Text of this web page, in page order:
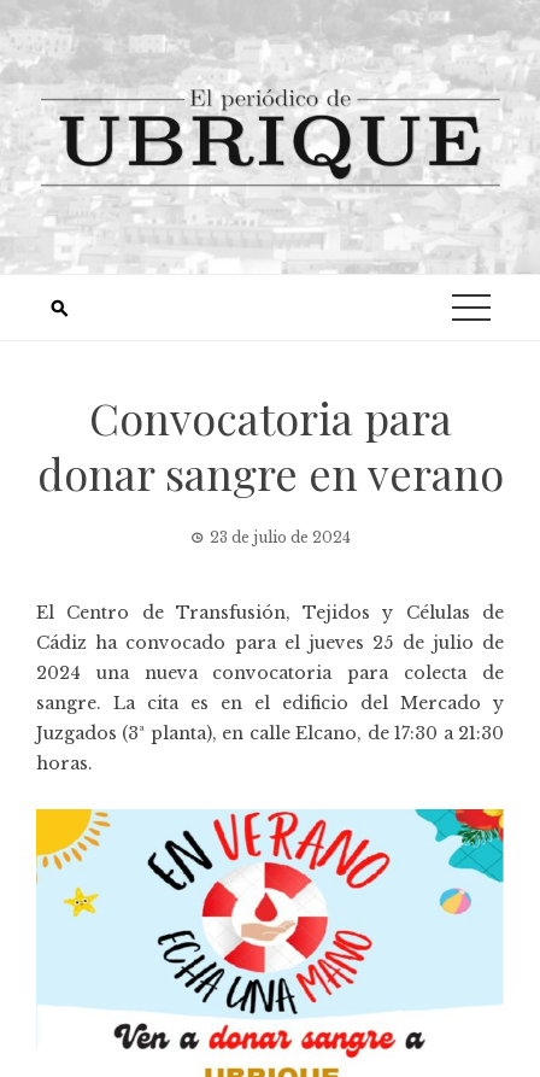
Convocatoria para
donar sangre en verano
23 de julio de 2024
El Centro de Transfusión, Tejidos y Células de
Cádiz ha convocado para el jueves 25 de julio de
2024 una nueva convocatoria para colecta de
sangre. La cita es en el edificio del Mercado y
Juzgados (3ª planta), en calle Elcano, de 17:30 a 21:30
horas.